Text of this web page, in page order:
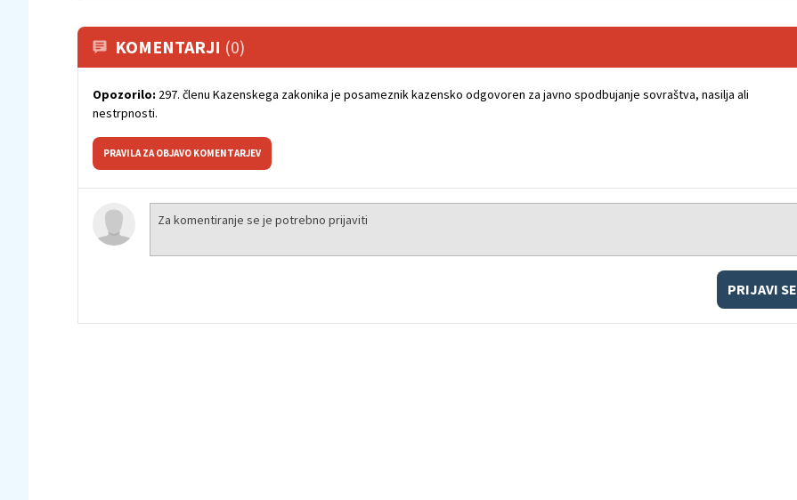
KOMENTARJI (0)
Opozorilo: 297. členu Kazenskega zakonika je posameznik kazensko odgovoren za javno spodbujanje sovraštva, nasilja ali
nestrpnosti.
PRAVILA ZA OBJAVO KOMENTARJEV
PRIJAVI SE